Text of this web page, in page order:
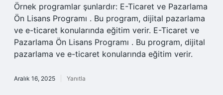
Örnek programlar şunlardır: E-Ticaret ve Pazarlama
Ön Lisans Programı . Bu program, dijital pazarlama
ve e-ticaret konularında eğitim verir. E-Ticaret ve
Pazarlama Ön Lisans Programı . Bu program, dijital
pazarlama ve e-ticaret konularında eğitim verir.
Aralık 16, 2025 Yanıtla